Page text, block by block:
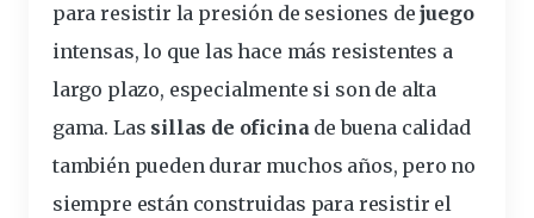
para resistir la presión de sesiones dejuego
intensas, lo que las hace más resistentes a
largo plazo, especialmente si son de alta
gama. Las sillas de oficinade buena calidad
también pueden durar muchos años, pero no
siempre están construidas para resistir el